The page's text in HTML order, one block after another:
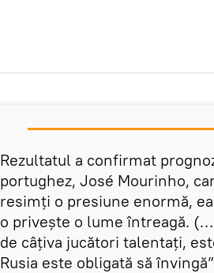
Rezultatul a confirmat
portughez, José Mourinho,
resimți o presiune enormă,
o privește o lume întreagă.
de câțiva jucători talentați,
Rusia este obligată să